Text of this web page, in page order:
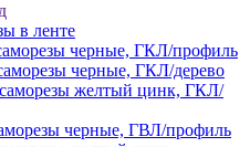
в ленте
черные, ГКЛ/профиль
черные, ГКЛ/дерево
желтый цинк, ГКЛ/
черные, ГВЛ/профиль